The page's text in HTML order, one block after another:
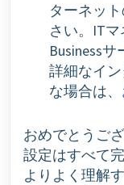
ターネッ
さい。IT
Business
詳細なイ
な場合は、
おめでとうご
設定はすべて
よりよく理解